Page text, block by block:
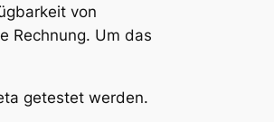
von
Rechnung. Um das
getestet werden.